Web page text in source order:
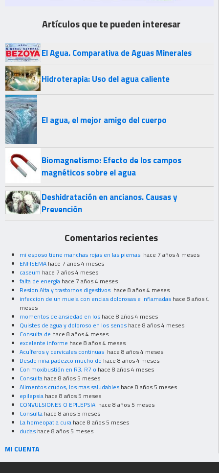
Artículos que te pueden interesar
El Agua. Comparativa de Aguas Minerales
Hidroterapia: Uso del agua caliente
El agua, el mejor amigo del cuerpo
Biomagnetismo: Efecto de los campos
magnéticos sobre el agua
Deshidratación en ancianos. Causas y
Prevención
Comentarios recientes
mi esposo tiene manchas rojas en las piernas hace 7 años 4 meses
ENFISEMA hace 7 años 4 meses
caseum hace 7 años 4 meses
falta de energía hace 7 años 4 meses
Resion Alta y trastornos digestivos hace 8 años 4 meses
infeccion de un muela con encias dolorosas e inflamadas hace 8 años 4
meses
momentos de ansiedad en los hace 8 años 4 meses
Quistes de agua y doloroso en los senos hace 8 años 4 meses
Consulta de hace 8 años 4 meses
excelente informe hace 8 años 4 meses
Acuíferos y cervicales continuas hace 8 años 4 meses
Desde niña padezco mucho de hace 8 años 4 meses
Con moxibustión en R3, R7 o hace 8 años 4 meses
Consulta hace 8 años 5 meses
Alimentos crudos, los mas saludables hace 8 años 5 meses
epilepsia hace 8 años 5 meses
CONVULSIONES O EPILEPSIA hace 8 años 5 meses
Consulta hace 8 años 5 meses
La homeopatia cura hace 8 años 5 meses
dudas hace 8 años 5 meses
MI CUENTA